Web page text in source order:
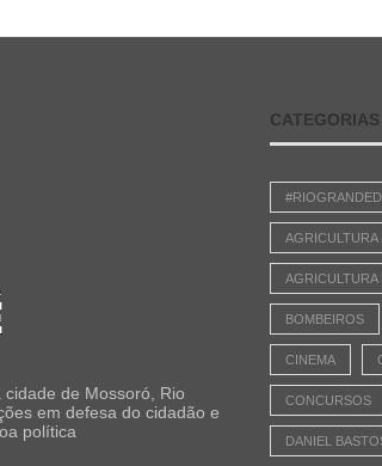
de Mossoró, Rio
em defesa do cidadão e
política
CATEGORIAS
AGRICULTURA
AGRICULTURA
BOMBEIROS
CINEMA
CONCURSOS
DANIEL